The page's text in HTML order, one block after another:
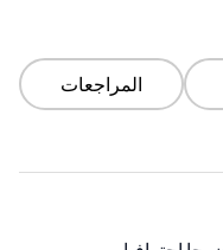
المراجعات